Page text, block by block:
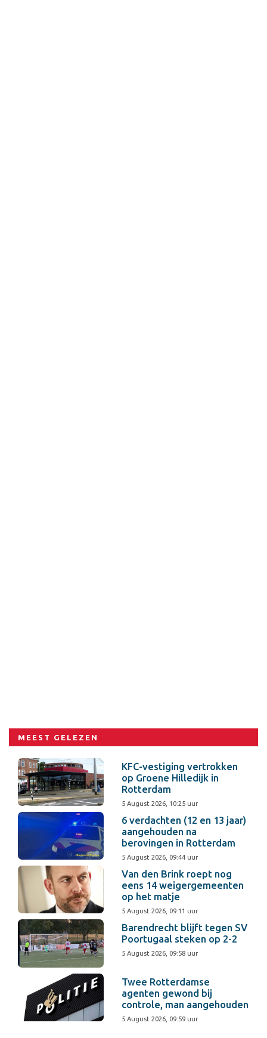
MEEST GELEZEN
KFC-vestiging vertrokken
op Groene Hilledijk in
Rotterdam
5 August 2026, 10:25 uur
6 verdachten (12 en 13 jaar)
aangehouden na
berovingen in Rotterdam
5 August 2026, 09:44 uur
Van den Brink roept nog
eens 14 weigergemeenten
op het matje
5 August 2026, 09:11 uur
Barendrecht blijft tegen SV
Poortugaal steken op 2-2
5 August 2026, 09:58 uur
Twee Rotterdamse
agenten gewond bij
controle, man aangehouden
5 August 2026, 09:59 uur